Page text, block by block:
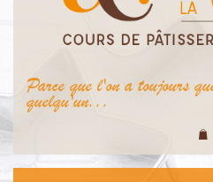
Parce que l'on a toujours
quelqu'un...